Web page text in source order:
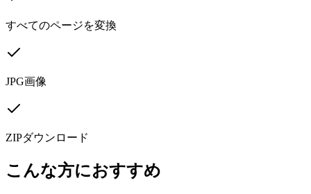
すべてのページを変換
JPG画像
ZIPダウンロード
こんな方におすすめ